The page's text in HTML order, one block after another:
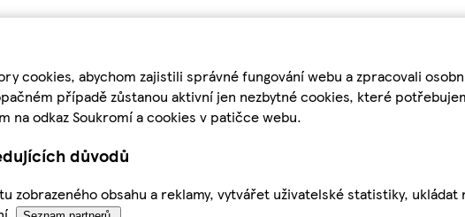
cookies, abychom zajistili správné fungování webu a zpracovali
případě zůstanou aktivní jen nezbytné cookies, které
na odkaz Soukromí a cookies v patičce webu.
důvodů
obsahu a reklamy, vytvářet uživatelské statistiky,